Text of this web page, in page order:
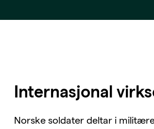
Internasjonal
Norske soldater deltar i